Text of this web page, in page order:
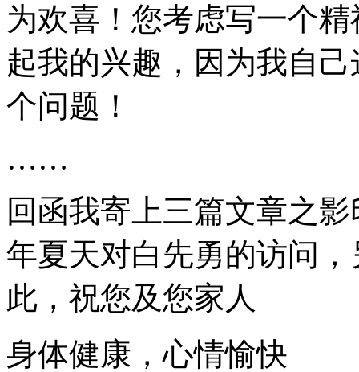
为欢喜！您考虑写一个
起我的兴趣，因为我自
个问题！
……
回函我寄上三篇文章之
年夏天对白先勇的访问
此，祝您及您家人
身体健康，心情愉快